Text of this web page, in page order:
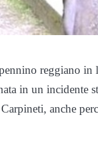
reggiano in
in un incidente
anche